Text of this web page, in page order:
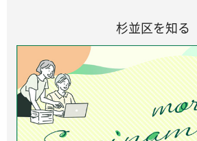
杉並区を知る